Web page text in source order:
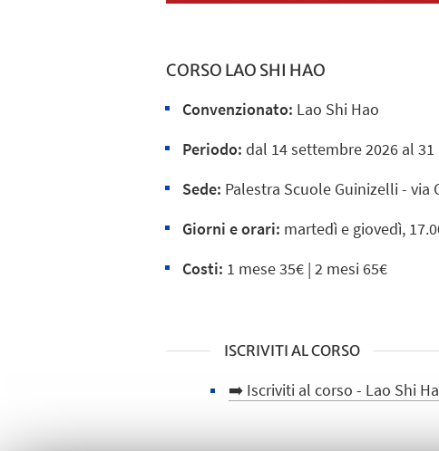
CORSO LAO SHI HAO
Convenzionato: Lao Shi Hao
Periodo: dal 14 settembre 2026 al
Sede: Palestra Scuole Guinizelli - via
Giorni e orari: martedì e giovedì,
Costi: 1 mese 35€ | 2 mesi 65€
ISCRIVITI AL CORSO
➡️ Iscriviti al corso - Lao Shi